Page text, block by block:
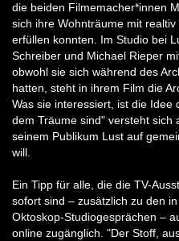
die beiden Filmemacher*innen
sich ihre Wohnträume mit
erfüllen konnten. Im Studio bei
Schreiber und Michael Rieper
obwohl sie sich während des
hatten, steht in ihrem Film die
Was sie interessiert, ist die Idee
dem Träume sind" versteht sich
seinem Publikum Lust auf
will.
Ein Tipp für alle, die die TV-
sofort sind – zusätzlich zu den
Oktoskop-Studiogesprächen –
online zugänglich. "Der Stoff,